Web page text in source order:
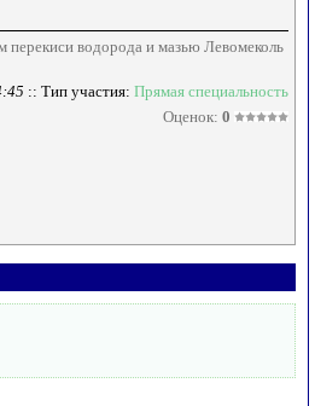
перекиси водорода и мазью Левомеколь
:: Тип участия: Прямая специальность
Оценок: 0